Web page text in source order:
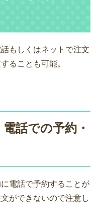
もしくはネットで注文
ることも可能。
話での予約・
電話で予約することが
ができないので注意し